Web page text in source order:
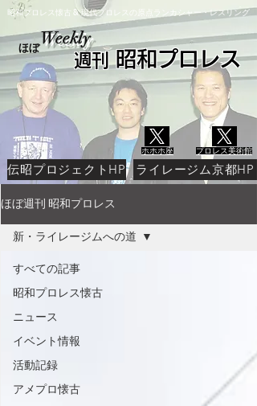
​昭和プロレス懐古 &現代プロレスの原点ランカシャー・レスリング
ほぼ
​週刊 昭和プロレス
Weekly
伝昭プロジェクトHP
ホホホ座 プロレス美術館
ライレージム京都HP
ほぼ週刊 昭和プロレス
すべての記事
昭和プロレス懐古
ニュース
イベント情報
活動記録
アメプロ懐古
新・ライレージムへの道